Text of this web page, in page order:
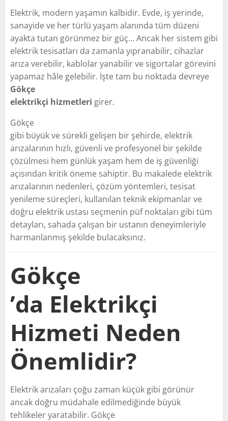
Elektrik, modern yaşamın kalbidir. Evde, iş yerinde,
sanayide ve her türlü yaşam alanında tüm düzeni
ayakta tutan görünmez bir güç… Ancak her sistem gibi
elektrik tesisatları da zamanla yıpranabilir, cihazlar
arıza verebilir, kablolar yanabilir ve sigortalar görevini
yapamaz hâle gelebilir. İşte tam bu noktada devreye
Gökçe
elektrikçi hizmetleri girer.
Gökçe
gibi büyük ve sürekli gelişen bir şehirde, elektrik
arızalarının hızlı, güvenli ve profesyonel bir şekilde
çözülmesi hem günlük yaşam hem de iş güvenliği
açısından kritik öneme sahiptir. Bu makalede elektrik
arızalarının nedenleri, çözüm yöntemleri, tesisat
yenileme süreçleri, kullanılan teknik ekipmanlar ve
doğru elektrik ustası seçmenin püf noktaları gibi tüm
detayları, sahada çalışan bir ustanın deneyimleriyle
harmanlanmış şekilde bulacaksınız.
Gökçe
’da Elektrikçi
Hizmeti Neden
Önemlidir?
Elektrik arızaları çoğu zaman küçük gibi görünür
ancak doğru müdahale edilmediğinde büyük
tehlikeler yaratabilir. Gökçe